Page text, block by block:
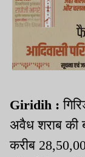
Giridih :
अवैध शराब की
करीब